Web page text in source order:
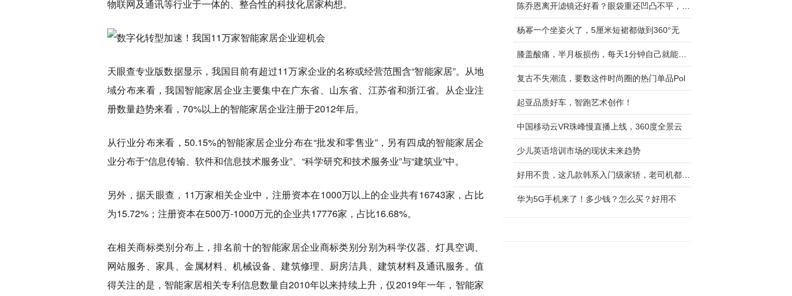
物联网及通讯等行业于一体的、整合性的科技化居家构想。
天眼查专业版数据显示，我国目前有超过11万家企业的名称或经营范围含“智能家居”。从地
域分布来看，我国智能家居企业主要集中在广东省、山东省、江苏省和浙江省。从企业注
册数量趋势来看，70%以上的智能家居企业注册于2012年后。
从行业分布来看，50.15%的智能家居企业分布在“批发和零售业”，另有四成的智能家居企
业分布于“信息传输、软件和信息技术服务业”、“科学研究和技术服务业”与“建筑业”中。
另外，据天眼查，11万家相关企业中，注册资本在1000万以上的企业共有16743家，占比
为15.72%；注册资本在500万-1000万元的企业共17776家，占比16.68%。
在相关商标类别分布上，排名前十的智能家居企业商标类别分别为科学仪器、灯具空调、
网站服务、家具、金属材料、机械设备、建筑修理、厨房洁具、建筑材料及通讯服务。值
得关注的是，智能家居相关专利信息数量自2010年以来持续上升，仅2019年一年，智能家
杨幂一个坐姿火了，5厘米短裙都做到360°无
复古不失潮流，要数这件时尚圈的热门单品Pol
起亚品质好车，智跑艺术创作！
中国移动云VR珠峰慢直播上线，360度全景云
少儿英语培训市场的现状未来趋势
华为5G手机来了！多少钱？怎么买？好用不